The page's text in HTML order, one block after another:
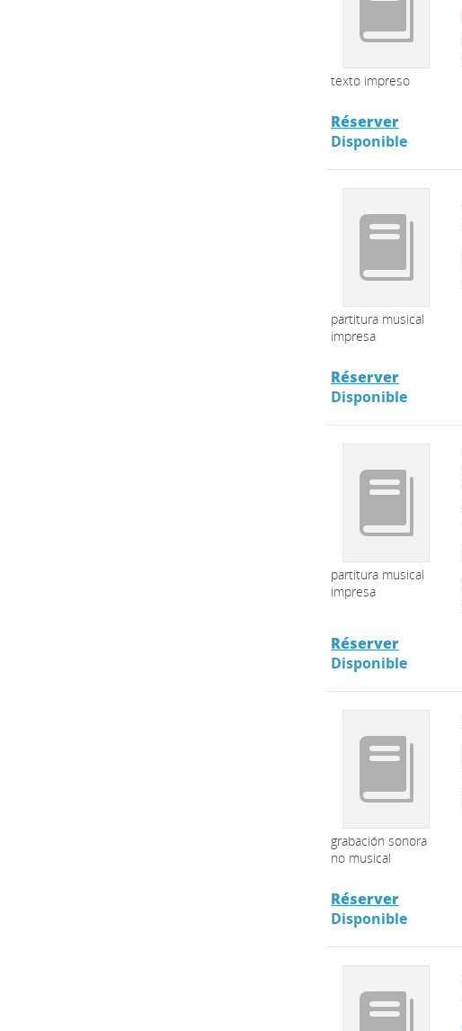
texto impreso
Réserver
Disponible
partitura musical
impresa
Réserver
Disponible
partitura musical
impresa
Réserver
Disponible
grabación sonora
no musical
Réserver
Disponible